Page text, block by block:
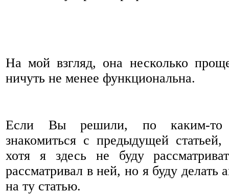
На мой взгляд, она несколько
ничуть не менее функциональна.
Если Вы решили, по каким-то
знакомиться с предыдущей
хотя я здесь не буду
рассматривал в ней, но я буду делать
на ту статью.